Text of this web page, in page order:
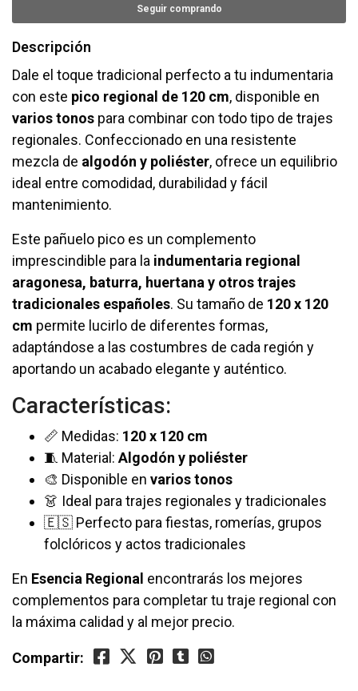
Seguir comprando
Descripción
Dale el toque tradicional perfecto a tu indumentaria
con este pico regional de 120 cm, disponible en
varios tonos para combinar con todo tipo de trajes
regionales. Confeccionado en una resistente
mezcla de algodón y poliéster, ofrece un equilibrio
ideal entre comodidad, durabilidad y fácil
mantenimiento.
Este pañuelo pico es un complemento
imprescindible para la indumentaria regional
aragonesa, baturra, huertana y otros trajes
tradicionales españoles. Su tamaño de 120 x 120
cm permite lucirlo de diferentes formas,
adaptándose a las costumbres de cada región y
aportando un acabado elegante y auténtico.
Características:
📏 Medidas: 120 x 120 cm
🧵 Material:Algodón y poliéster
🎨 Disponible en varios tonos
👗 Ideal para trajes regionales y tradicionales
🇪🇸 Perfecto para fiestas, romerías, grupos
folclóricos y actos tradicionales
En Esencia Regional encontrarás los mejores
complementos para completar tu traje regional con
la máxima calidad y al mejor precio.
Compartir: